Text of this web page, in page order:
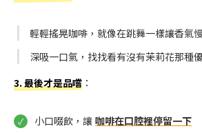
輕輕搖晃咖啡，就像在跳舞一樣讓香氣
深吸一口氣，找找看有沒有茉莉花那種
3. 最後才是品嚐 ：
小口啜飲，讓 咖啡在口腔裡停留一下